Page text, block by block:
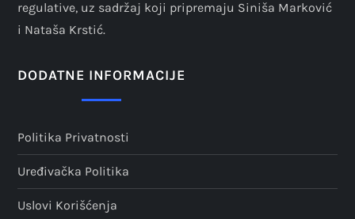
regulative, uz sadržaj koji pripremaju Siniša Marković
i Nataša Krstić.
DODATNE INFORMACIJE
Politika Privatnosti
Uređivačka Politika
Uslovi Korišćenja